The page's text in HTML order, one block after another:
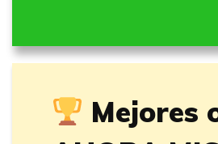
Mejores